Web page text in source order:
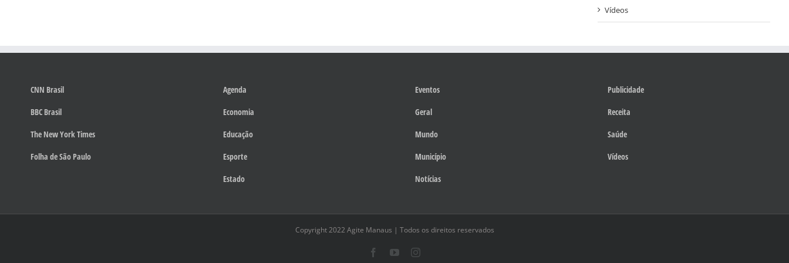
Vídeos
CNN Brasil
BBC Brasil
The New York Times
Folha de São Paulo
Agenda
Economia
Educação
Esporte
Estado
Eventos
Geral
Mundo
Município
Notícias
Publicidade
Receita
Saúde
Vídeos
Copyright 2022 Agite Manaus | Todos os direitos reservados
FacebookYouTubeInstagram